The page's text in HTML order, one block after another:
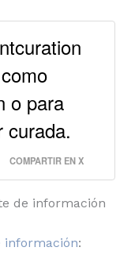
o para
curada.
COMPARTIR EN X
de información
información: